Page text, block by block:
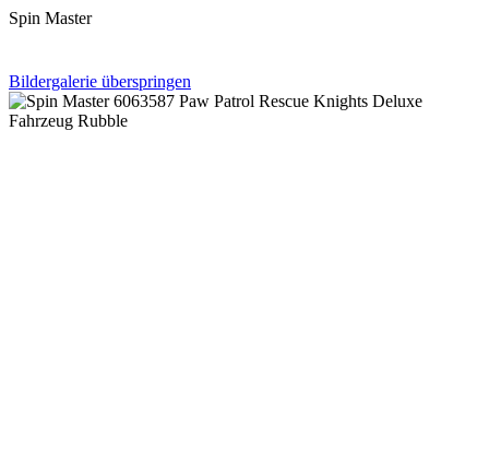
Spin Master
Bildergalerie überspringen